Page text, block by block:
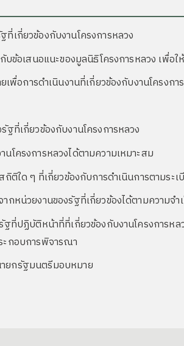
เกี่ยวข้องกับงานโครงการหลวง
อเสนอแนะของมูลนิธิโครงการหลวง เพื่อใ
อการดำเนินงานที่เกี่ยวข้องกับงานโครงกา
ที่เกี่ยวข้องกับงานโครงการหลวง
ครงการหลวงได้ตามความเหมาะสม
ใด ๆ ที่เกี่ยวข้องกับการดำเนินการตามระ
น่วยงานของรัฐที่เกี่ยวข้องได้ตามความจำ
ที่ปฏิบัติหน้าที่ที่เกี่ยวข้องกับงานโครงการห
กอบการพิจารณา
ยกรัฐมนตรีมอบหมาย